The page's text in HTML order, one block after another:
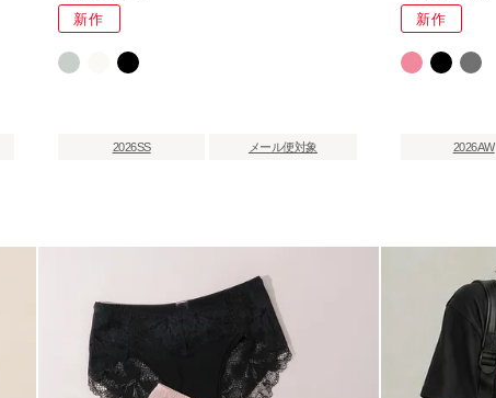
新作
2026SS メール便対象
新作
2026AW